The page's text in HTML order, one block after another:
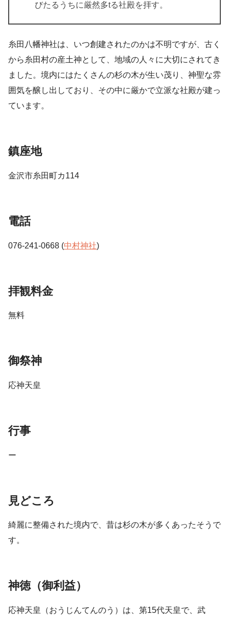
びたるうちに厳然多tる社殿を拝す。
糸田八幡神社は、いつ創建されたのかは不明ですが、古く
から糸田村の産土神として、地域の人々に大切にされてき
ました。境内にはたくさんの杉の木が生い茂り、神聖な雰
囲気を醸し出しており、その中に厳かで立派な社殿が建っ
ています。
鎮座地
金沢市糸田町カ114
電話
076-241-0668 (中村神社)
拝観料金
無料
御祭神
応神天皇
行事
ー
見どころ
綺麗に整備された境内で、昔は杉の木が多くあったそうで
す。
神徳（御利益）
応神天皇（おうじんてんのう）は、第15代天皇で、武